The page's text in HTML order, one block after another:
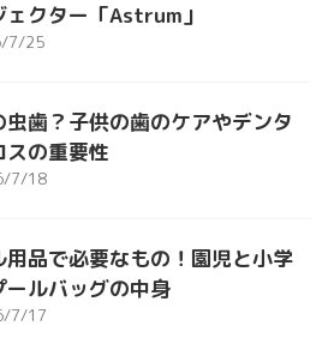
ェクター「Astrum」
7/25
虫歯？子供の歯のケアやデンタ
スの重要性
7/18
用品で必要なもの！園児と小学
ールバッグの中身
7/17